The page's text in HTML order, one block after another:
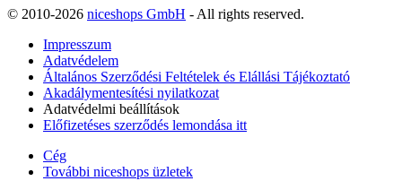
© 2010-2026 niceshops GmbH - All rights reserved.
Impresszum
Adatvédelem
Általános Szerződési Feltételek és Elállási Tájékoztató
Akadálymentesítési nyilatkozat
Adatvédelmi beállítások
Előfizetéses szerződés lemondása itt
Cég
További niceshops üzletek